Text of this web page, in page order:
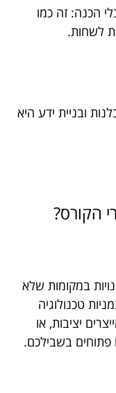
הכנה: זה כמו
לשחות.
ובניית ידע היא
הקורס?
במקומות שלא
טכנולוגיה
יציבות, או
פתוחים בשבילכם.